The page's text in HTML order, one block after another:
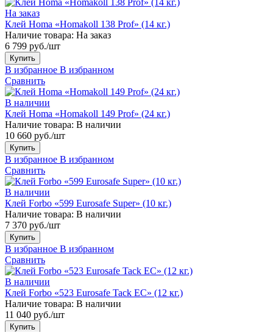
На заказ
Клей Homa «Homakoll 138 Prof» (14 кг.)
Наличие товара: На заказ
6 799 руб./шт
Купить
В избранное В избранном
Сравнить
В наличии
Клей Homa «Homakoll 149 Prof» (24 кг.)
Наличие товара: В наличии
10 660 руб./шт
Купить
В избранное В избранном
Сравнить
В наличии
Клей Forbo «599 Eurosafe Super» (10 кг.)
Наличие товара: В наличии
7 370 руб./шт
Купить
В избранное В избранном
Сравнить
В наличии
Клей Forbo «523 Eurosafe Tack EC» (12 кг.)
Наличие товара: В наличии
11 040 руб./шт
Купить